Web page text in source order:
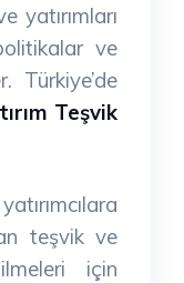
yatırımları
ve
Türkiye’de
Teşvik
teşvik ve
için